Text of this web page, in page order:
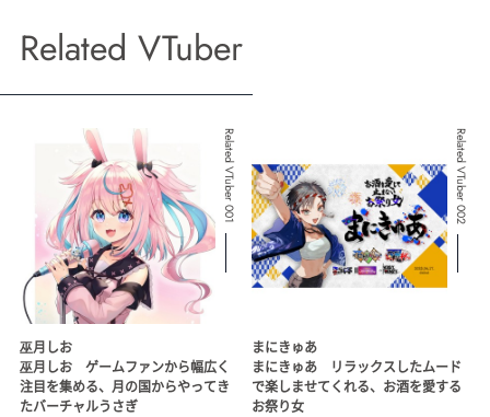
Related VTuber
Related VTuber 001
巫月しお
巫月しお ゲームファンから幅広く
注目を集める、月の国からやってき
たバーチャルうさぎ
Related VTuber 002
まにきゅあ
まにきゅあ リラックスしたムード
で楽しませてくれる、お酒を愛する
お祭り女